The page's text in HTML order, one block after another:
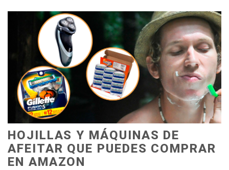
HOJILLAS Y MÁQUINAS DE
AFEITAR QUE PUEDES COMPRAR
EN AMAZON